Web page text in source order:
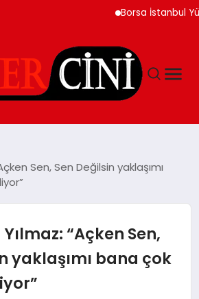
Borsa İstanbul
Sen, Sen Değilsin yaklaşımı
“Açken Sen,
yaklaşımı bana çok